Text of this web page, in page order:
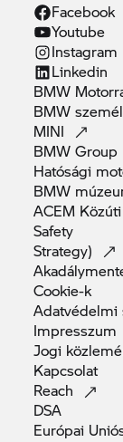
Facebook
Youtube
Instagram
Linkedin
BMW
BMW
MINI
BMWGroup
Hatósági
BMW
ACEM
Safety
Strategy)
Cookie-k
Adatvédelmi
Impresszum
Jogi
Kapcsolat
Reach
DSA
Európai